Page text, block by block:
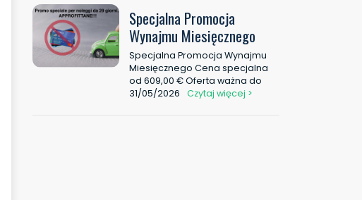
Specjalna Promocja
Wynajmu Miesięcznego
Specjalna Promocja Wynajmu
Miesięcznego Cena specjalna
od 609,00 € Oferta ważna do
31/05/2026
Czytaj więcej >